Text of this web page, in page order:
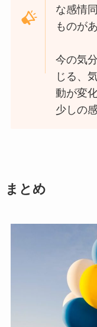
な感情
ものが
今の気
じる、
動が変
少しの
まとめ